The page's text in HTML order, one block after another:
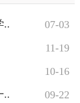
..
07-03
11-19
10-16
..
09-22